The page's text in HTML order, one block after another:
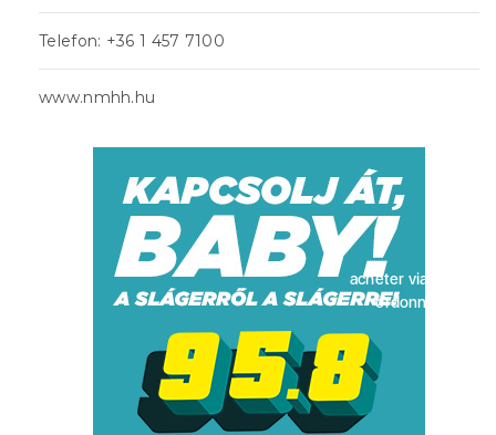
Telefon: +36 1 457 7100
www.nmhh.hu
acheter viagra sans
ordonnance